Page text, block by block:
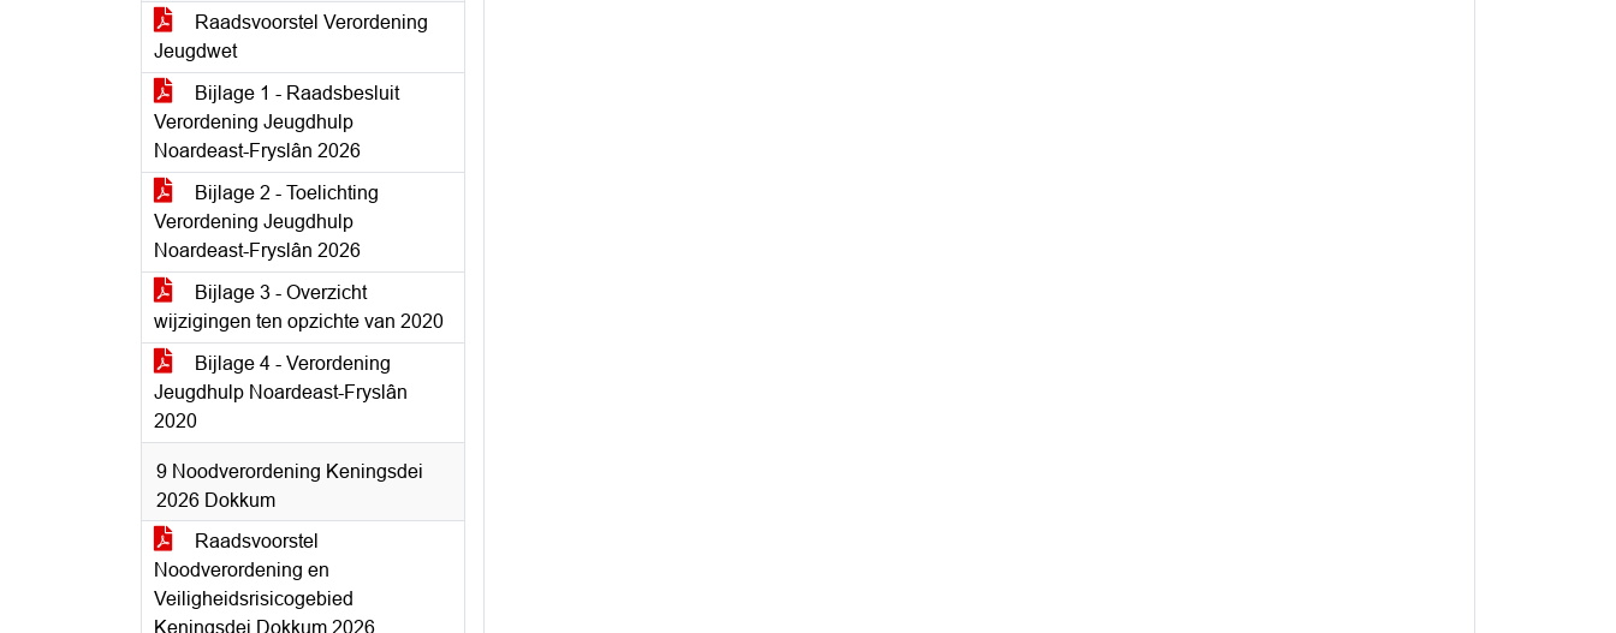
Raadsvoorstel Verordening
Jeugdwet
Bijlage 1 - Raadsbesluit
Verordening Jeugdhulp
Noardeast-Fryslân 2026
Bijlage 2 - Toelichting
Verordening Jeugdhulp
Noardeast-Fryslân 2026
Bijlage 3 - Overzicht
wijzigingen ten opzichte van 2020
Bijlage 4 - Verordening
Jeugdhulp Noardeast-Fryslân
2020
9 Noodverordening Keningsdei
2026 Dokkum
Raadsvoorstel
Noodverordening en
Veiligheidsrisicogebied
Keningsdei Dokkum 2026